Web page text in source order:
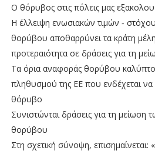
Ο θόρυβος στις πόλεις μας
Η έλλειψη ενωσιακών τιμών ‑
θορύβου αποθαρρύνει τα κράτη
προτεραιότητα σε δράσεις για τη
Τα όρια αναφοράς θορύβου
πληθυσμού της ΕΕ που ενδέχεται να
θόρυβο
Συνιστώνται δράσεις για τη
θορύβου
Στη σχετική σύνοψη, επισημαίνεται: